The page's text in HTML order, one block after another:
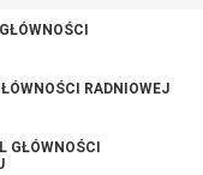
RADNIOWEJ
GŁÓWNOŚCI